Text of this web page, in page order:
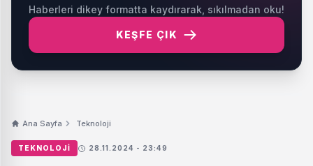
Haberleri dikey formatta kaydırarak, sıkılmadan oku!
KEŞFE ÇIK
Ana Sayfa Teknoloji
TEKNOLOJI 28.11.2024 - 23:49